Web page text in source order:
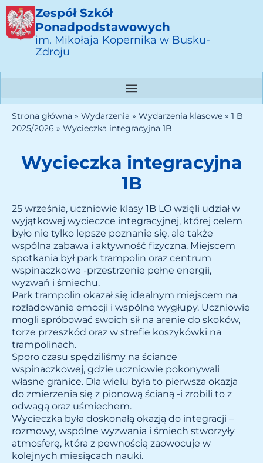
Zespół Szkół
Ponadpodstawowych
im. Mikołaja Kopernika w Busku-
Zdroju
Strona główna » Wydarzenia » Wydarzenia klasowe » 1 B
2025/2026 » Wycieczka integracyjna 1B
Wycieczka integracyjna
1B
25 września, uczniowie klasy 1B LO wzięli udział w
wyjątkowej wycieczce integracyjnej, której celem
było nie tylko lepsze poznanie się, ale także
wspólna zabawa i aktywność fizyczna. Miejscem
spotkania był park trampolin oraz centrum
wspinaczkowe -przestrzenie pełne energii,
wyzwań i śmiechu.
Park trampolin okazał się idealnym miejscem na
rozładowanie emocji i wspólne wygłupy. Uczniowie
mogli spróbować swoich sił na arenie do skoków,
torze przeszkód oraz w strefie koszykówki na
trampolinach.
Sporo czasu spędziliśmy na ściance
wspinaczkowej, gdzie uczniowie pokonywali
własne granice. Dla wielu była to pierwsza okazja
do zmierzenia się z pionową ścianą -i zrobili to z
odwagą oraz uśmiechem.
Wycieczka była doskonałą okazją do integracji –
rozmowy, wspólne wyzwania i śmiech stworzyły
atmosferę, która z pewnością zaowocuje w
kolejnych miesiącach nauki.